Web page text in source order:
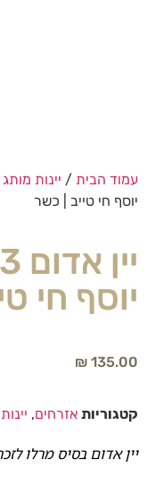
עמוד הבית / יינות
יוסף חי טייב | כשר
יוסף חי
₪ 135.00
קטגוריות אזרחים,
יין אדום בסיס מרלו